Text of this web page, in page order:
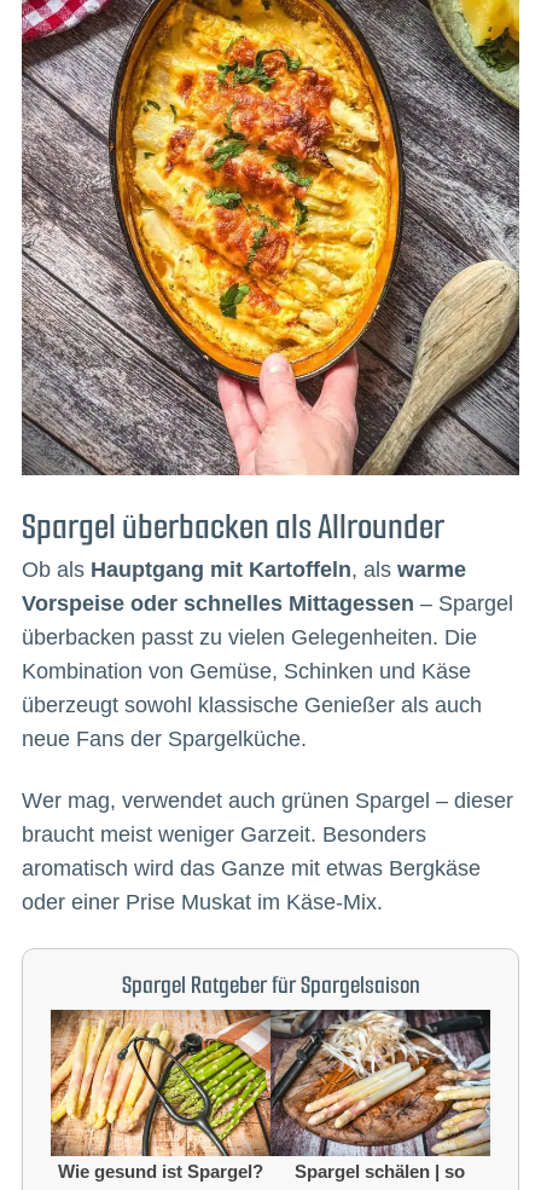
Spargel überbacken als Allrounder
Ob als Hauptgang mit Kartoffeln, als warme
Vorspeise oder schnelles Mittagessen – Spargel
überbacken passt zu vielen Gelegenheiten. Die
Kombination von Gemüse, Schinken und Käse
überzeugt sowohl klassische Genießer als auch
neue Fans der Spargelküche.
Wer mag, verwendet auch grünen Spargel – dieser
braucht meist weniger Garzeit. Besonders
aromatisch wird das Ganze mit etwas Bergkäse
oder einer Prise Muskat im Käse-Mix.
Spargel Ratgeber für Spargelsaison
Wie gesund ist Spargel?
Spargel schälen | so